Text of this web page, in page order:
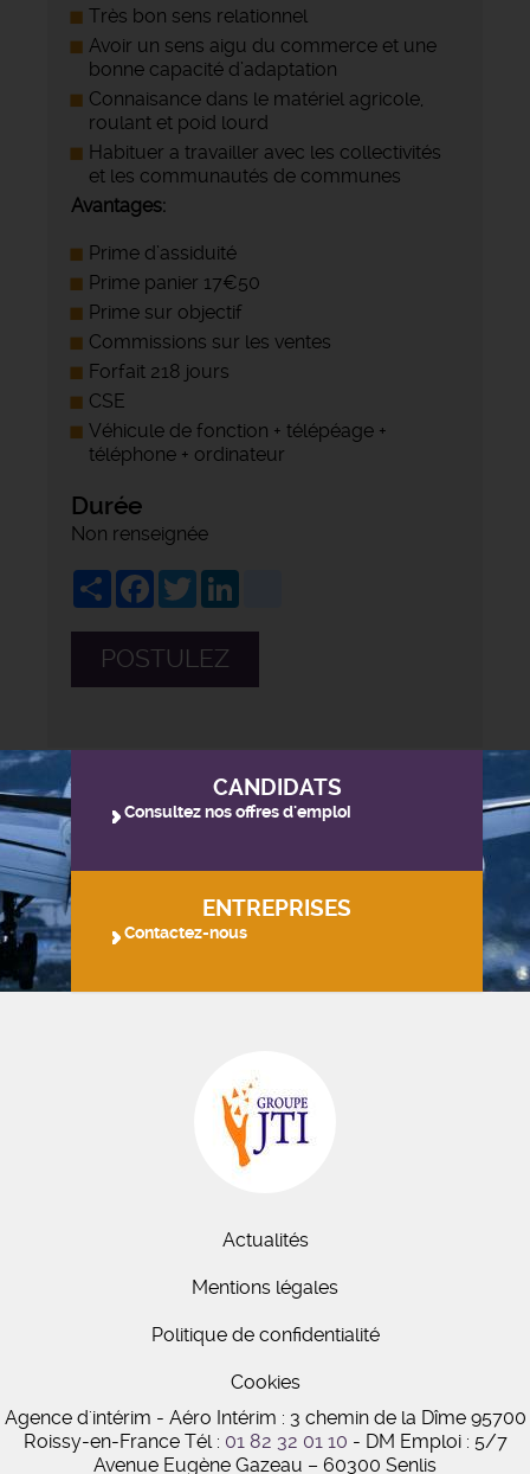
Très bon sens relationnel
Avoir un sens aigu du commerce et une
bonne capacité d’adaptation
Connaisance dans le matériel agricole,
roulant et poid lourd
Habituer a travailler avec les collectivités
et les communautés de communes
Avantages:
Prime d’assiduité
Prime panier 17€50
Prime sur objectif
Commissions sur les ventes
Forfait 218 jours
CSE
Véhicule de fonction + télépéage +
téléphone + ordinateur
Durée
Non renseignée
ShareFacebook
Twitter
POSTULEZ
CANDIDATS
Consultez nos offres d'emploi
ENTREPRISES
Contactez-nous
Actualités
Mentions légales
Politique de confidentialité
Cookies
Agence d'intérim - Aéro Intérim : 3 chemin de la Dîme 95700
Roissy-en-France Tél : 01 82 32 01 10 - DM Emploi : 5/7
Avenue Eugène Gazeau – 60300 Senlis